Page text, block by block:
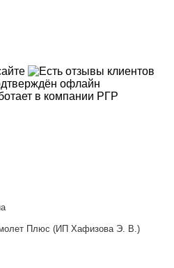
Плюс (ИП Хафизова Э. В.)